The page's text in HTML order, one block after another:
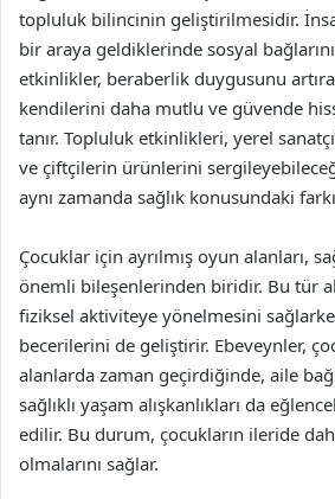
topluluk bilincinin geliştirilmesidir.
bir araya geldiklerinde sosyal
etkinlikler, beraberlik duygusunu
kendilerini daha mutlu ve güvende
tanır. Topluluk etkinlikleri, yerel
ve çiftçilerin ürünlerini
aynı zamanda sağlık konusundaki
Çocuklar için ayrılmış oyun alanları,
önemli bileşenlerinden biridir. Bu tür
fiziksel aktiviteye yönelmesini
becerilerini de geliştirir. Ebeveynler,
alanlarda zaman geçirdiğinde, aile
sağlıklı yaşam alışkanlıkları da
edilir. Bu durum, çocukların ileride
olmalarını sağlar.